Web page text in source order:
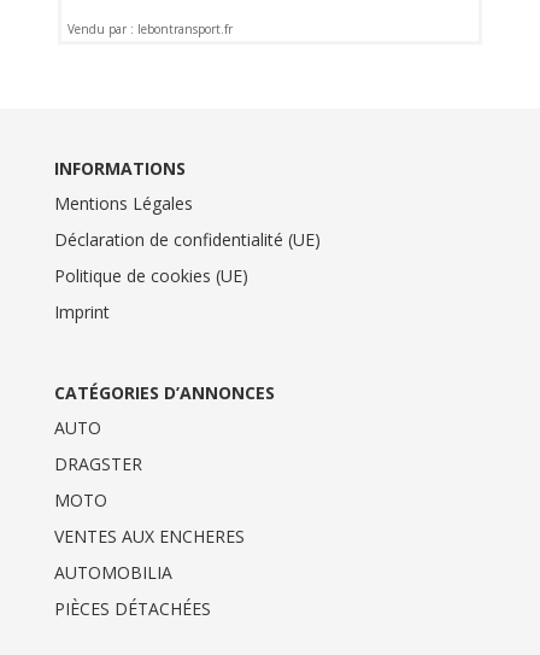
Vendu par : lebontransport.fr
INFORMATIONS
Mentions Légales
Déclaration de confidentialité (UE)
Politique de cookies (UE)
Imprint
CATÉGORIES D’ANNONCES
AUTO
DRAGSTER
MOTO
VENTES AUX ENCHERES
AUTOMOBILIA
PIÈCES DÉTACHÉES